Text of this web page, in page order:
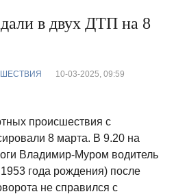
в двух ДТП на 8
10-03-2025, 09:59
происшествия с
8 марта. В 9.20 на
Владимир-Муром водитель
года рождения) после
не справился с